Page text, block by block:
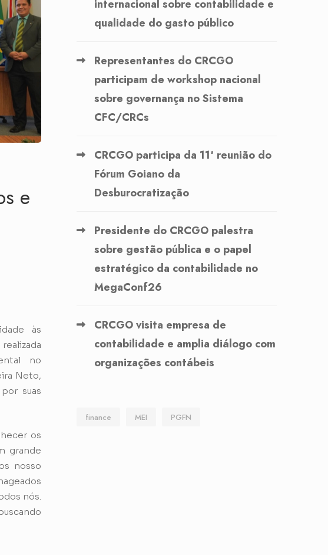
e
às
no
Neto,
suas
os
grande
nosso
nós.
internacional sobre contabilidade e
qualidade do gasto público
Representantes do CRCGO
participam de workshop nacional
sobre governança no Sistema
CFC/CRCs
CRCGO participa da 11ª reunião do
Fórum Goiano da
Desburocratização
Presidente do CRCGO palestra
sobre gestão pública e o papel
estratégico da contabilidade no
MegaConf26
CRCGO visita empresa de
contabilidade e amplia diálogo com
organizações contábeis
finance MEI PGFN